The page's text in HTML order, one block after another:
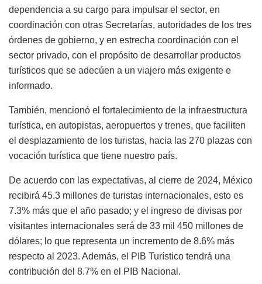
dependencia a su cargo para impulsar el sector, en
coordinación con otras Secretarías, autoridades de los tres
órdenes de gobierno, y en estrecha coordinación con el
sector privado, con el propósito de desarrollar productos
turísticos que se adecúen a un viajero más exigente e
informado.
También, mencionó el fortalecimiento de la infraestructura
turística, en autopistas, aeropuertos y trenes, que faciliten
el desplazamiento de los turistas, hacia las 270 plazas con
vocación turística que tiene nuestro país.
De acuerdo con las expectativas, al cierre de 2024, México
recibirá 45.3 millones de turistas internacionales, esto es
7.3% más que el año pasado; y el ingreso de divisas por
visitantes internacionales será de 33 mil 450 millones de
dólares; lo que representa un incremento de 8.6% más
respecto al 2023. Además, el PIB Turístico tendrá una
contribución del 8.7% en el PIB Nacional.